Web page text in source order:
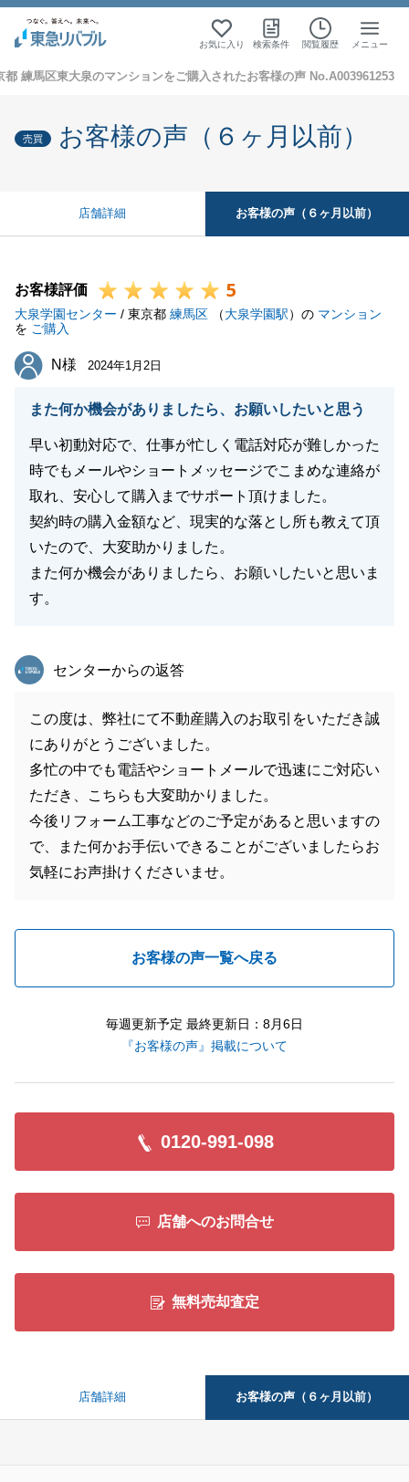
お気に入り 検索条件 閲覧履歴 メニュー
都 練馬区東大泉のマンションをご購入されたお客様の声 No.A003961253
売買 お客様の声（６ヶ月以前）
店舗詳細 お客様の声（６ヶ月以前）
お客様評価 5
大泉学園センター / 東京都 練馬区 （大泉学園駅）の マンション
を ご購入
N様
N様 2024年1月2日
また何か機会がありましたら、お願いしたいと思う
早い初動対応で、仕事が忙しく電話対応が難しかった
時でもメールやショートメッセージでこまめな連絡が
取れ、安心して購入までサポート頂けました。
契約時の購入金額など、現実的な落とし所も教えて頂
いたので、大変助かりました。
また何か機会がありましたら、お願いしたいと思いま
す。
東急リバブル
センターからの返答
この度は、弊社にて不動産購入のお取引をいただき誠
にありがとうございました。
多忙の中でも電話やショートメールで迅速にご対応い
ただき、こちらも大変助かりました。
今後リフォーム工事などのご予定があると思いますの
で、また何かお手伝いできることがございましたらお
気軽にお声掛けくださいませ。
お客様の声一覧へ戻る
毎週更新予定 最終更新日：8月6日
『お客様の声』掲載について
0120-991-098
店舗へのお問合せ
無料売却査定
店舗詳細 お客様の声（６ヶ月以前）